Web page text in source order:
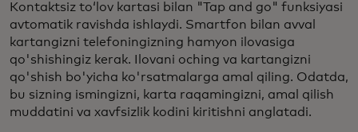
Kontaktsiz toʻlov kartasi bilan "Tap and go" funksiyasi
avtomatik ravishda ishlaydi. Smartfon bilan avval
kartangizni telefoningizning hamyon ilovasiga
qo'shishingiz kerak. Ilovani oching va kartangizni
qo'shish bo'yicha ko'rsatmalarga amal qiling. Odatda,
bu sizning ismingizni, karta raqamingizni, amal qilish
muddatini va xavfsizlik kodini kiritishni anglatadi.